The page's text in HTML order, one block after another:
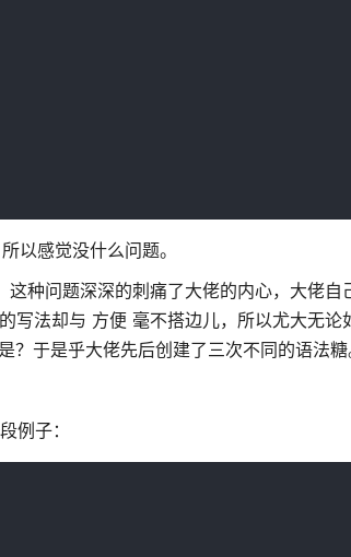
以感觉没什么问题。
种问题深深的刺痛了大佬的内心，大佬自
写法却与 方便 毫不搭边儿，所以尤大无论
于是乎大佬先后创建了三次不同的语法糖
例子：